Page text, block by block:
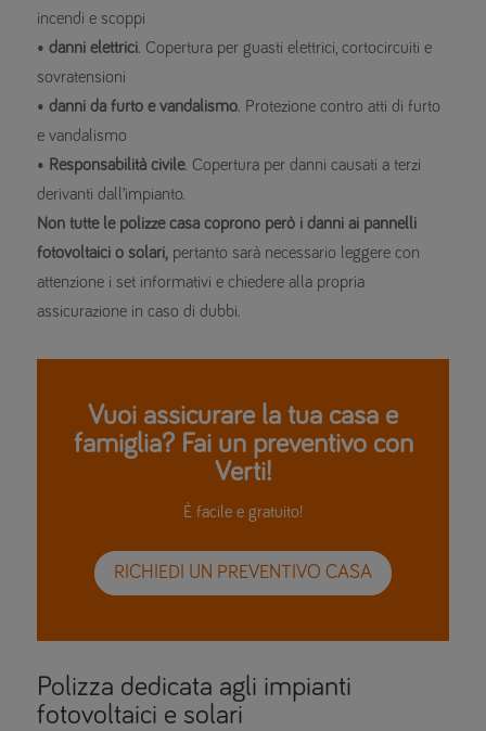
incendi e scoppi
• danni elettrici. Copertura per guasti elettrici, cortocircuiti e
sovratensioni
• danni da furto e vandalismo. Protezione contro atti di furto
e vandalismo
• Responsabilità civile. Copertura per danni causati a terzi
derivanti dall’impianto.
Non tutte le polizze casa coprono però i danni ai pannelli
fotovoltaici o solari, pertanto sarà necessario leggere con
attenzione i set informativi e chiedere alla propria
assicurazione in caso di dubbi.
Vuoi assicurare la tua casa e
famiglia? Fai un preventivo con
Verti!
È facile e gratuito!
RICHIEDI UN PREVENTIVO CASA
Polizza dedicata agli impianti
fotovoltaici e solari